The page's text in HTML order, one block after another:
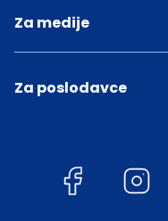
Za medije
Za poslodavce